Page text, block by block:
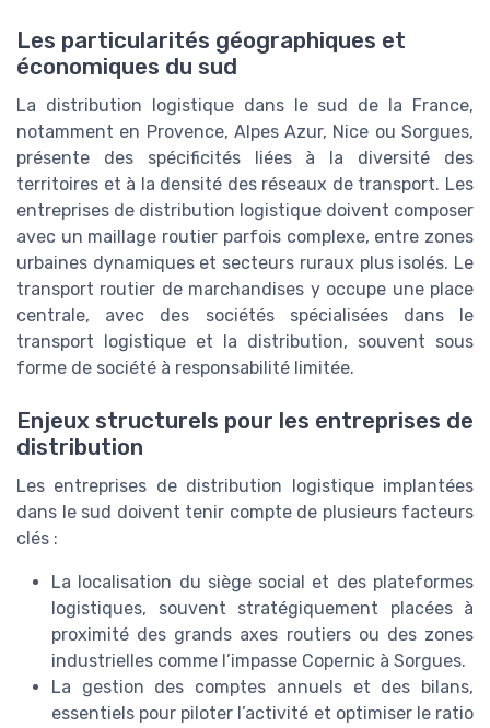
Les particularités géographiques et
économiques du sud
La distribution logistique dans le sud de la France,
notamment en Provence, Alpes Azur, Nice ou Sorgues,
présente des spécificités liées à la diversité des
territoires et à la densité des réseaux de transport. Les
entreprises de distribution logistique doivent composer
avec un maillage routier parfois complexe, entre zones
urbaines dynamiques et secteurs ruraux plus isolés. Le
transport routier de marchandises y occupe une place
centrale, avec des sociétés spécialisées dans le
transport logistique et la distribution, souvent sous
forme de société à responsabilité limitée.
Enjeux structurels pour les entreprises de
distribution
Les entreprises de distribution logistique implantées
dans le sud doivent tenir compte de plusieurs facteurs
clés :
La localisation du siège social et des plateformes
logistiques, souvent stratégiquement placées à
proximité des grands axes routiers ou des zones
industrielles comme l’impasse Copernic à Sorgues.
La gestion des comptes annuels et des bilans,
essentiels pour piloter l’activité et optimiser le ratio